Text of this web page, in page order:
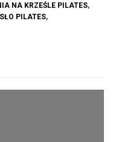
NA KRZEŚLE PILATES,
PILATES,